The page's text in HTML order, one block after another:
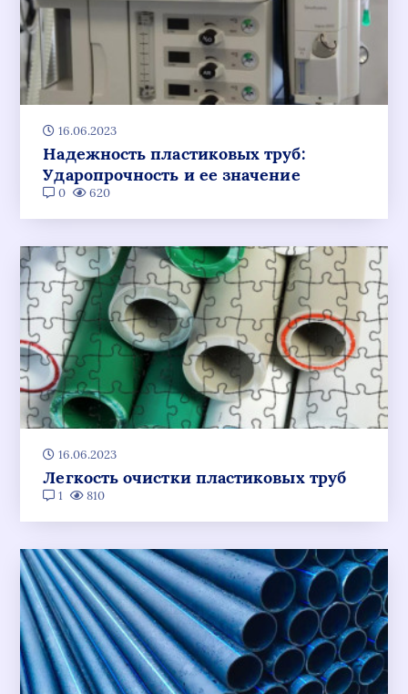
16.06.2023
Надежность пластиковых труб:
Ударопрочность и ее значение
0 620
16.06.2023
Легкость очистки пластиковых труб
1 810